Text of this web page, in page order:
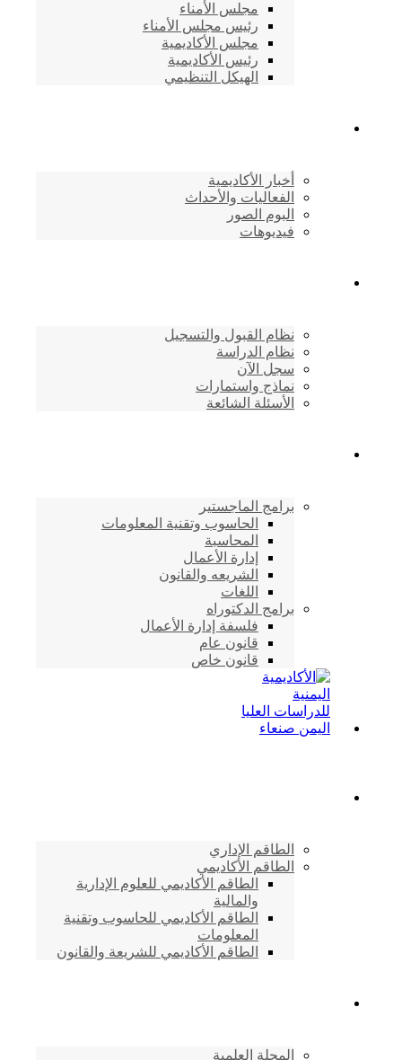
مجلس الأمناء
رئيس مجلس الأمناء
مجلس الأكاديمية
رئيس الأكاديمية
الهيكل التنظيمي
أخبار الأكاديمية
الفعاليات والأحداث
البوم الصور
فيديوهات
نظام القبول والتسجيل
نظام الدراسة
سجل الآن
نماذج واستمارات
الأسئلة الشائعة
برامج الماجستير
الحاسوب وتقنية المعلومات
المحاسبة
إدارة الأعمال
الشريعه والقانون
اللغات
برامج الدكتوراه
فلسفة إدارة الأعمال
قانون عام
قانون خاص
الطاقم الإداري
الطاقم الأكاديمي
الطاقم الأكاديمي للعلوم الإدارية
والمالية
الطاقم الأكاديمي للحاسوب وتقنية
المعلومات
الطاقم الأكاديمي للشريعة والقانون
المجلة العلمية